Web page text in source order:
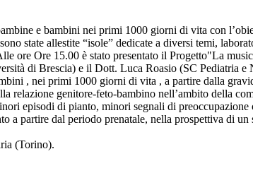
e bambini nei primi 1000 giorni di vita con
state allestite “isole” dedicate a diversi temi,
ore Ore 15.00 è stato presentato il Progetto"La
di Brescia) e il Dott. Luca Roasio (SC Pediatria
, nei primi 1000 giorni di vita , a partire dalla
relazione genitore-feto-bambino nell’ambito della
episodi di pianto, minori segnali di
a partire dal periodo prenatale, nella prospettiva di
(Torino).